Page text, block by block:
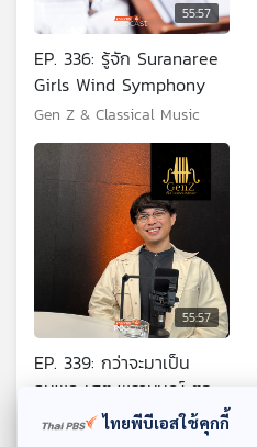
55:57
EP. 336: รู้จัก Suranaree
Girls Wind Symphony
Gen Z & Classical Music
55:57
EP. 339: กว่าจะมาเป็น
ธนพล เศตะพราหมณ์ ตอน
ที่ 1
Gen Z & Classical Music
ไทยพีบีเอสใช้คุกกี้